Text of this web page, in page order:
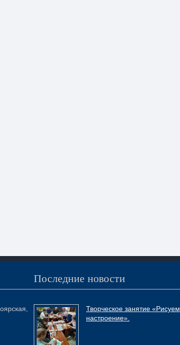
Последние новости
Творческое занятие «Рисуем
настроение».